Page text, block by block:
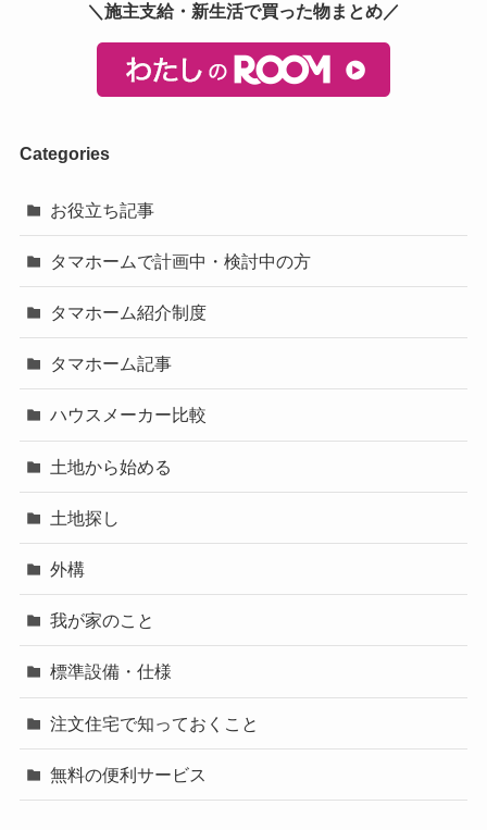
＼施主支給・新生活で買った物まとめ／
Categories
お役立ち記事
タマホームで計画中・検討中の方
タマホーム紹介制度
タマホーム記事
ハウスメーカー比較
土地から始める
土地探し
外構
我が家のこと
標準設備・仕様
注文住宅で知っておくこと
無料の便利サービス